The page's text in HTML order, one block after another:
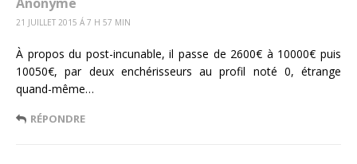
21 JUILLET 2015 Á 7 H 57 MIN
À propos du post-incunable, il passe de 2600€ à 10000€ puis
10050€, par deux enchérisseurs au profil noté 0, étrange
quand-même…
RÉPONDRE